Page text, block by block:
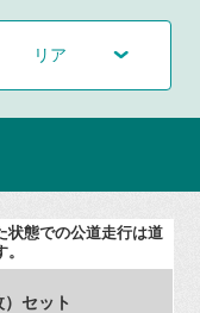
リア
状態での公道走行は道
セット